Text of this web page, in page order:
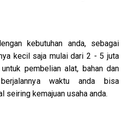
kebutuhan anda, sebagai
kecil saja mulai dari 2 - 5 juta
pembelian alat, bahan dan
waktu anda bisa
seiring kemajuan usaha anda.